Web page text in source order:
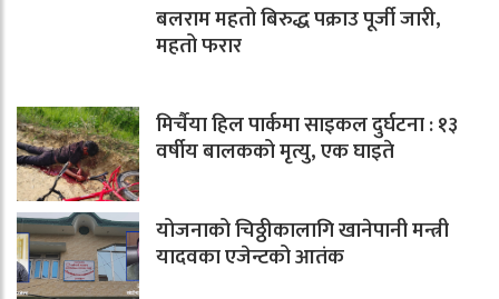
बलराम महतो बिरुद्ध पक्राउ पूर्जी जारी,
महतो फरार
मिर्चैया हिल पार्कमा साइकल दुर्घटना : १३
वर्षीय बालकको मृत्यु, एक घाइते
योजनाको चिठ्ठीकालागि खानेपानी मन्त्री
यादवका एजेन्टको आतंक